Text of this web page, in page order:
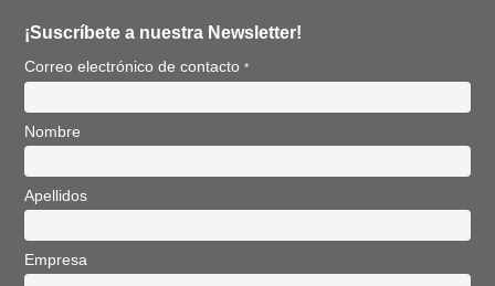
¡Suscríbete a nuestra Newsletter!
Correo electrónico de contacto*
Nombre
Apellidos
Empresa